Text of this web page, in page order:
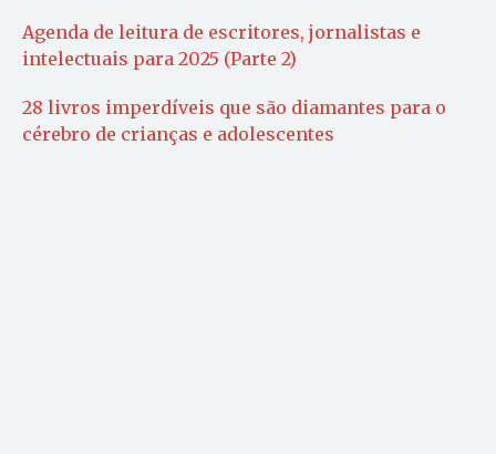
Agenda de leitura de escritores, jornalistas e
intelectuais para 2025 (Parte 2)
28 livros imperdíveis que são diamantes para o
cérebro de crianças e adolescentes